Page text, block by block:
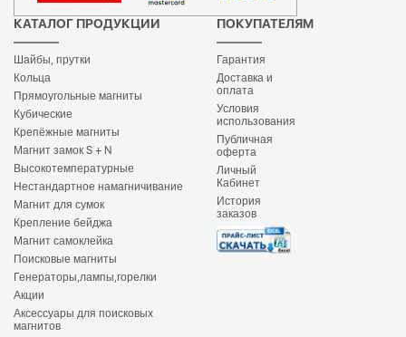
КАТАЛОГ ПРОДУКЦИИ
Шайбы, прутки
Кольца
Прямоугольные магниты
Кубические
Крепёжные магниты
Магнит замок S + N
Высокотемпературные
Нестандартное намагничивание
Магнит для сумок
Крепление бейджа
Магнит самоклейка
Поисковые магниты
Генераторы,лампы,горелки
Акции
Аксессуары для поисковых
магнитов
ПОКУПАТЕЛЯМ
Гарантия
Доставка и
оплата
Условия
использования
Публичная
оферта
Личный
Кабинет
История
заказов